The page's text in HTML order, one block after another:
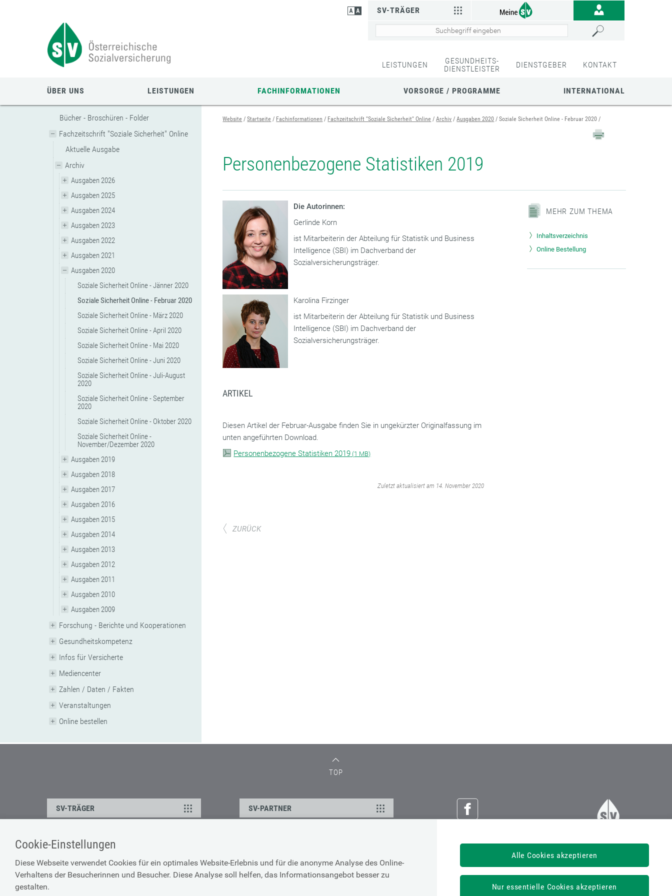
Cookie-Einstellungen
Diese Webseite verwendet Cookies für ein optimales Website-Erlebnis und für die anonyme Analyse des Online-
Verhaltens der Besucherinnen und Besucher. Diese Analyse soll helfen, das Informationsangebot besser zu
gestalten.
Alle Cookies akzeptieren
Nur essentielle Cookies akzeptieren
SV-TRÄGER
LEISTUNGEN
GESUNDHEITS-
DIENSTLEISTER
DIENSTGEBER KONTAKT
ÜBER UNS LEISTUNGEN FACHINFORMATIONEN VORSORGE / PROGRAMME INTERNATIONAL
Bücher - Broschüren - Folder
Fachzeitschrift "Soziale Sicherheit" Online
Aktuelle Ausgabe
Archiv
Ausgaben 2026
Ausgaben 2025
Ausgaben 2024
Ausgaben 2023
Ausgaben 2022
Ausgaben 2021
Ausgaben 2020
Soziale Sicherheit Online - Jänner 2020
Soziale Sicherheit Online - Februar 2020
Soziale Sicherheit Online - März 2020
Soziale Sicherheit Online - April 2020
Soziale Sicherheit Online - Mai 2020
Soziale Sicherheit Online - Juni 2020
Soziale Sicherheit Online - Juli-August
2020
Soziale Sicherheit Online - September
2020
Soziale Sicherheit Online - Oktober 2020
Soziale Sicherheit Online -
November/Dezember 2020
Ausgaben 2019
Ausgaben 2018
Ausgaben 2017
Ausgaben 2016
Ausgaben 2015
Ausgaben 2014
Ausgaben 2013
Ausgaben 2012
Ausgaben 2011
Ausgaben 2010
Ausgaben 2009
Forschung - Berichte und Kooperationen
Gesundheitskompetenz
Infos für Versicherte
Mediencenter
Zahlen / Daten / Fakten
Veranstaltungen
Online bestellen
Website Startseite Fachinformationen Fachzeitschrift "Soziale Sicherheit" Online Archiv Ausgaben 2020 Soziale Sicherheit Online - Februar 2020
Personenbezogene Statistiken 2019
Die Autorinnen:
Gerlinde Korn
ist Mitarbeiterin der Abteilung für Statistik und Business
Intelligence (SBI) im Dachverband der
Sozialversicherungsträger.
Karolina Firzinger
ist Mitarbeiterin der Abteilung für Statistik und Business
Intelligence (SBI) im Dachverband der
Sozialversicherungsträger.
ARTIKEL
Diesen Artikel der Februar-Ausgabe finden Sie in ungekürzter Originalfassung im
unten angeführten Download.
Personenbezogene Statistiken 2019 (1 MB)
‌Zuletzt aktualisiert am 14. November 2020
MEHR ZUM THEMA
Inhaltsverzeichnis
Online Bestellung
ZURÜCK
TOP
Österreichische Sozialversicherung
Dachverband der Sozialversicherungsträger
SV-TRÄGER SV-PARTNER
ÜBER UNS
Kontakt
Offene Stellen
Barrierefreiheitserklärung
Browser-Info & Sicherheit
Cookie-Erklärung
Datenschutz-Erklärung